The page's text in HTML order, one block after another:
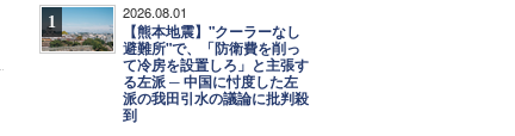
1 2026.08.01
【熊本地震】"クーラーなし
避難所"で、「防衛費を削っ
て冷房を設置しろ」と主張す
る左派 ─ 中国に忖度した左
派の我田引水の議論に批判殺
到